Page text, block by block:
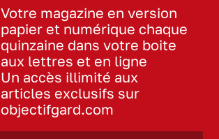
Votre magazine en version
papier et numérique chaque
quinzaine dans votre boite
aux lettres et en ligne
Un accès illimité aux
articles exclusifs sur
objectifgard.com